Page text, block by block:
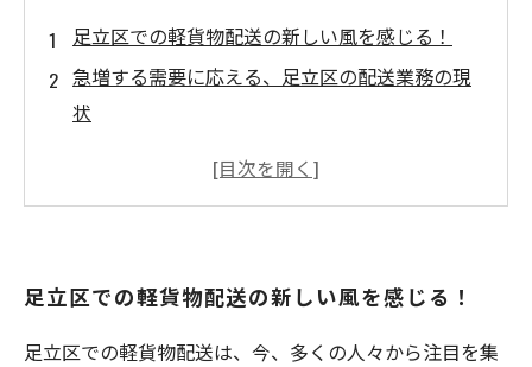
足立区での軽貨物配送の新しい風を感じる！
急増する需要に応える、足立区の配送業務の現
状
効率的な配送ルートを追求する足立区の魅力
地域貢献とやりがいを両立する軽貨物配送の魅
力
足立区での軽貨物配送の新しい風を感じる！
足立区での軽貨物配送は、今、多くの人々から注目を集